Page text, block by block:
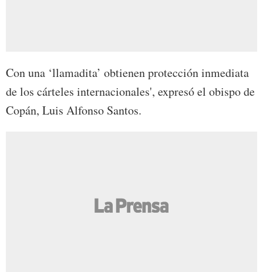
Con una ‘llamadita’ obtienen protección inmediata
de los cárteles internacionales', expresó el obispo de
Copán, Luis Alfonso Santos.